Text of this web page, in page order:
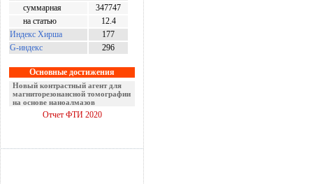
суммарная
347747
на статью
12.4
Индекс Хирша
177
G-индекс
296
Основные достижения
Новый контрастный агент для
магниторезонансной томографии
на основе наноалмазов
Отчет ФТИ 2020